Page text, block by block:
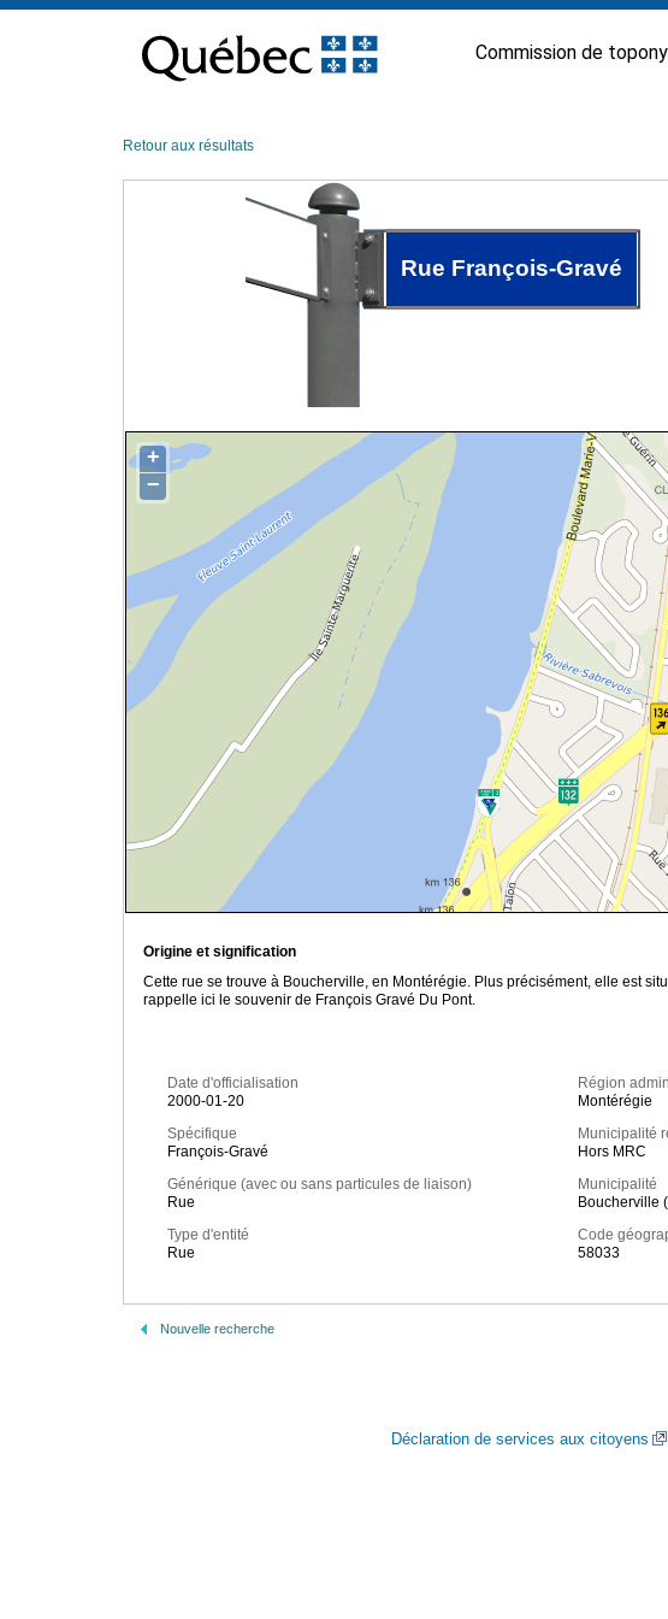
contenu
Commission de
Retour aux résultats
Rue François-Gravé
+
−
Origine et signification
Cette rue se trouve à Boucherville, en Montérégie. Plus précisément, elle est
rappelle ici le souvenir de François Gravé Du Pont.
Date d'officialisation
2000-01-20
Spécifique
François-Gravé
Générique (avec ou sans particules de liaison)
Rue
Type d'entité
Rue
Région
Montérégie
Municipalité
Hors MRC
Municipalité
Boucherville
Code
58033
Nouvelle recherche
Déclaration de services aux citoyens